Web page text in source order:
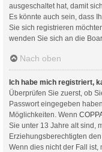
ausgeschaltet hat, damit
Es könnte auch sein, dass
Sie sich registrieren
wenden Sie sich an die
Nach oben
Ich habe mich registriert,
Überprüfen Sie zuerst, ob
Passwort eingegeben
Möglichkeiten. Wenn
Sie unter 13 Jahre alt sind,
Erziehungsberechtigten
Wenn dies nicht der Fall ist,